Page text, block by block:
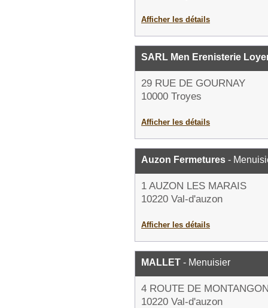
Afficher les détails
SARL Men Erenisterie
29 RUE DE GOURNAY
10000 Troyes
Afficher les détails
Auzon Fermetures -
1 AUZON LES MARAIS
10220 Val-d'auzon
Afficher les détails
MALLET - Menuisier
4 ROUTE DE
10220 Val-d'auzon